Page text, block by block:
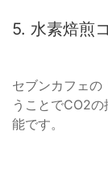
5. 水素焙煎
セブンカフェの
うことでCO2
能です。